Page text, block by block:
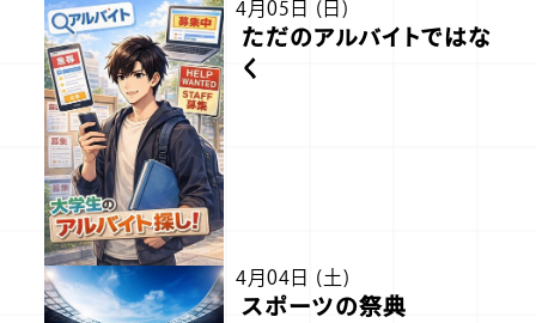
4月05日 (日)
ただのアルバイトではな
く
4月04日 (土)
スポーツの祭典